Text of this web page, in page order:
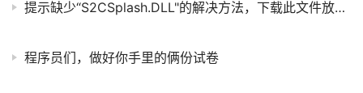
提示缺少“S2CSplash.DLL"的解决方法，下载此文件放到才程序目录即可
程序员们，做好你手里的俩份试卷